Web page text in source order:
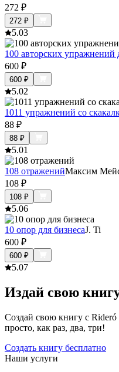
272 ₽
272 ₽
5.03
100 авторских упражнений
600 ₽
600 ₽
5.02
1011 упражнений со
88 ₽
88 ₽
5.01
108 отраженийМаксим
108 ₽
108 ₽
5.06
10 опор для бизнесаJ. Ti
600 ₽
600 ₽
5.07
Издай свою
Создай свою книгу с
просто, как раз, два, три!
Создать книгу бесплатно
Наши услуги